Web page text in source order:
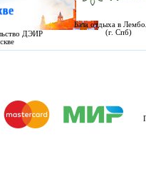
ДЭИР
База отдыха в
(г. Спб)